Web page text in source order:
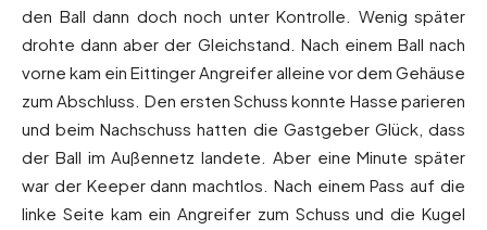
den Ball dann doch noch unter Kontrolle. Wenig später
drohte dann aber der Gleichstand. Nach einem Ball nach
vorne kam ein Eittinger Angreifer alleine vor dem Gehäuse
zum Abschluss. Den ersten Schuss konnte Hasse parieren
und beim Nachschuss hatten die Gastgeber Glück, dass
der Ball im Außennetz landete. Aber eine Minute später
war der Keeper dann machtlos. Nach einem Pass auf die
linke Seite kam ein Angreifer zum Schuss und die Kugel